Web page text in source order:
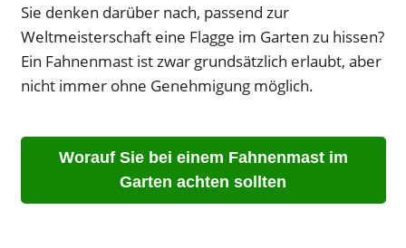
Sie denken darüber nach, passend zur
Weltmeisterschaft eine Flagge im Garten zu hissen?
Ein Fahnenmast ist zwar grundsätzlich erlaubt, aber
nicht immer ohne Genehmigung möglich.
Worauf Sie bei einem Fahnenmast im
Garten achten sollten